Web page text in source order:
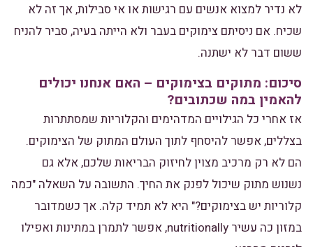
לא נדיר למצוא אנשים עם רגישות או אי סבילות, אך זה לא
שכיח. אם ניסיתם צימוקים בעבר ולא הייתה בעיה, סביר להניח
ששום דבר לא ישתנה.
סיכום: מתוקים בצימוקים – האם אנחנו יכולים
להאמין במה שכתובים?
אז אחרי כל הגילויים המדהימים והקלוריות שמסתתרות
בצללים, אפשר להיסחף לתוך העולם המתוק של הצימוקים.
הם לא רק מרכיב מצוין לחיזוק הבריאות שלכם, אלא גם
נשנוש מתוק שיכול לפנק את החיך. התשובה על השאלה "כמה
קלוריות יש בצימוקים?" היא לא תמיד קלה. אך כשמדובר
במזון כה עשיר nutritionally, אפשר לתמרן במתינות ואפילו